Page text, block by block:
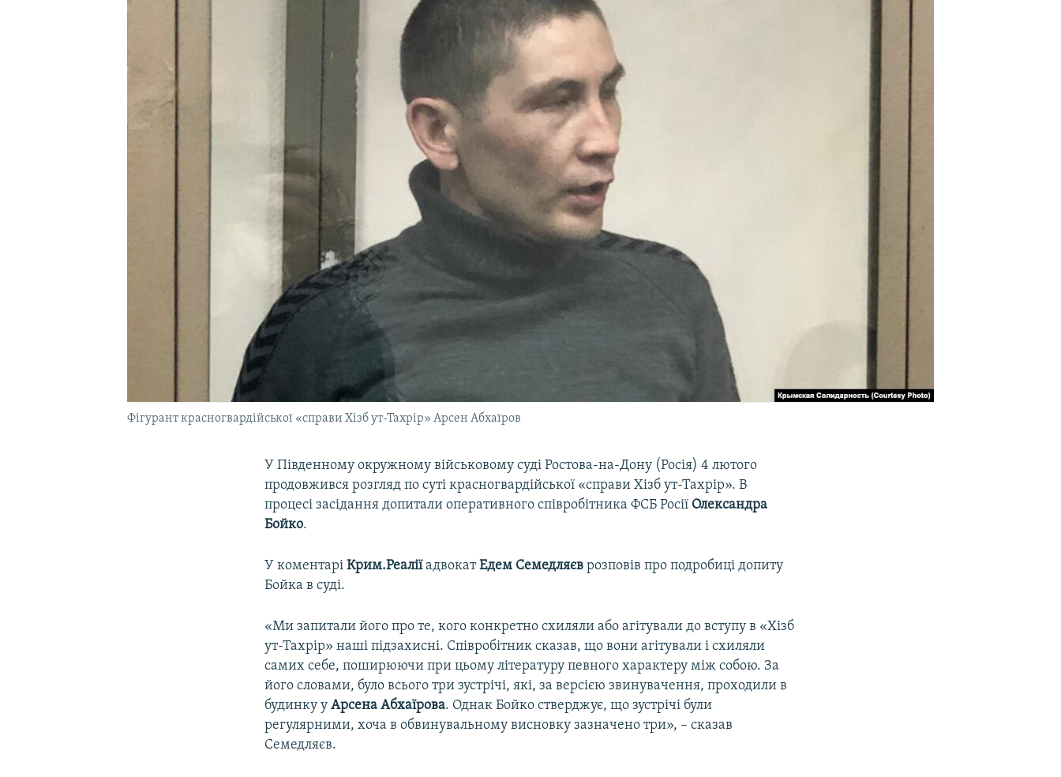
Фігурант красногвардійської «справи Хізб ут-Тахрір» Арсен Абхаїров
У Південному окружному військовому суді Ростова-на-Дону (Росія) 4 лютого
продовжився розгляд по суті красногвардійської «справи Хізб ут-Тахрір». В
процесі засідання допитали оперативного співробітника ФСБ Росії Олександра
Бойко.
У коментаріКрим.РеаліїадвокатЕдем Семедляєврозповів про подробиці допиту
Бойка в суді.
«Ми запитали його про те, кого конкретно схиляли або агітували до вступу в «Хізб
ут-Тахрір» наші підзахисні. Співробітник сказав, що вони агітували і схиляли
самих себе, поширюючи при цьому літературу певного характеру між собою. За
його словами, було всього три зустрічі, які, за версією звинувачення, проходили в
будинку уАрсена Абхаїрова. Однак Бойко стверджує, що зустрічі були
регулярними, хоча в обвинувальному висновку зазначено три», – сказав
Семедляєв.